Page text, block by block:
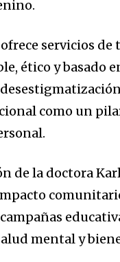
servicios
ético y basado
como un
de la doctora
mental y